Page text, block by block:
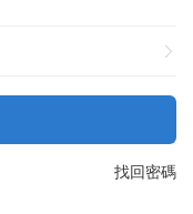
找回密碼